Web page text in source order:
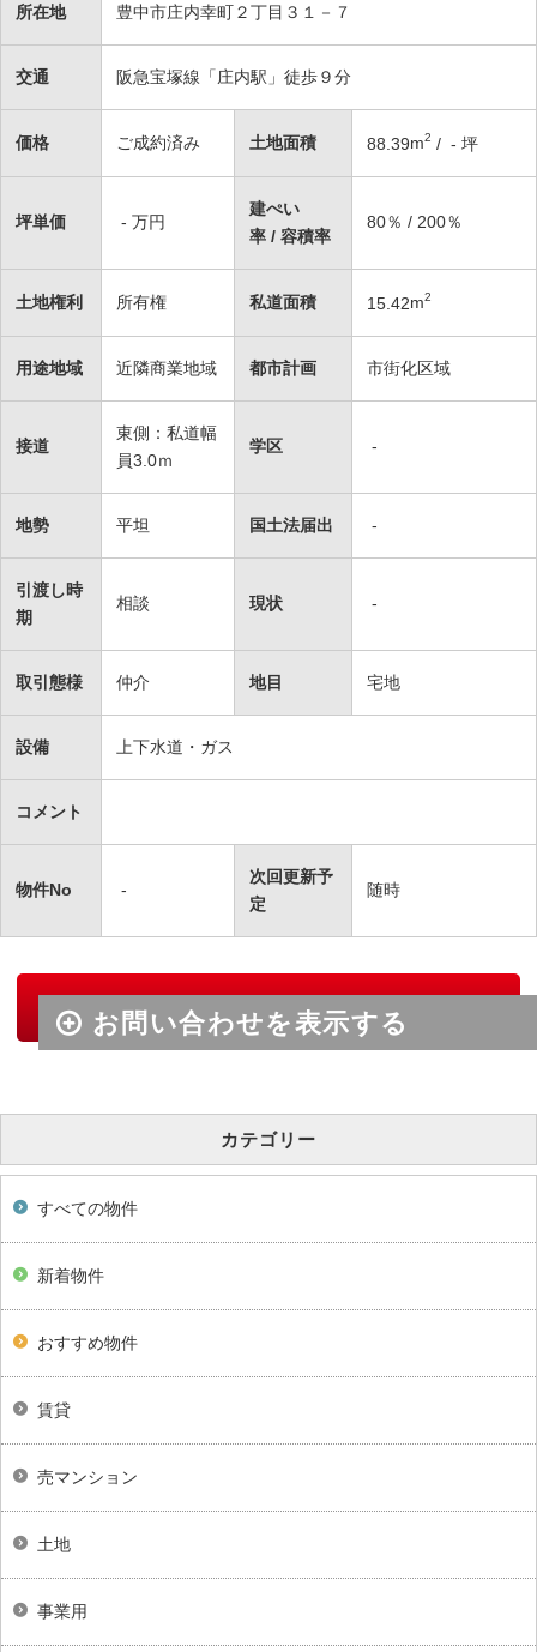
所在地 豊中市庄内幸町２丁目３１－７
交通 阪急宝塚線「庄内駅」徒歩９分
価格 ご成約済み 土地面積 88.39m2 / - 坪
坪単価 - 万円
建ぺい
率 / 容積率
80％ / 200％
土地権利 所有権 私道面積 15.42m2
用途地域 近隣商業地域 都市計画 市街化区域
接道
東側：私道幅
員3.0ｍ
学区 -
地勢 平坦 国土法届出 -
引渡し時
期
相談 現状 -
取引態様 仲介 地目 宅地
設備 上下水道・ガス
コメント
物件No -
次回更新予
定
随時
物件のお問い合わせ
カテゴリー
すべての物件
新着物件
おすすめ物件
賃貸
売マンション
土地
事業用